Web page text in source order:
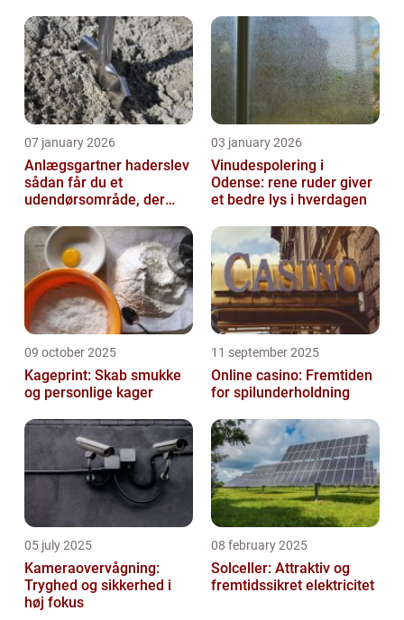
07 january 2026
Anlægsgartner haderslev
sådan får du et
udendørsområde, der
03 january 2026
Vinudespolering i
Odense: rene ruder giver
et bedre lys i hverdagen
09 october 2025
Kageprint: Skab smukke
og personlige kager
11 september 2025
Online casino: Fremtiden
for spilunderholdning
05 july 2025
Kameraovervågning:
Tryghed og sikkerhed i
høj fokus
08 february 2025
Solceller: Attraktiv og
fremtidssikret elektricitet